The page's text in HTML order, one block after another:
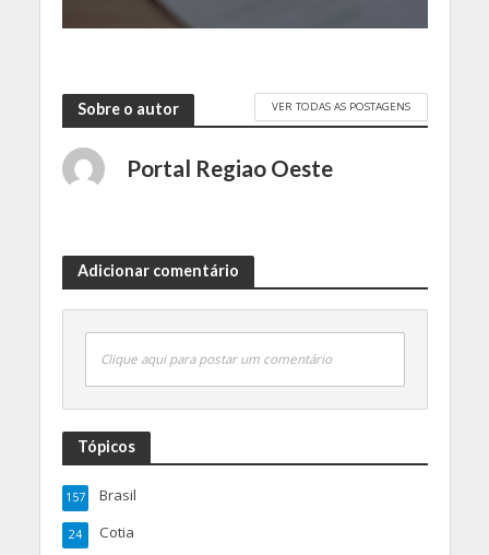
Sobre o autor VER TODAS AS POSTAGENS
Portal Regiao Oeste
Adicionar comentário
Clique aqui para postar um comentário
Tópicos
Brasil
157
Cotia
24